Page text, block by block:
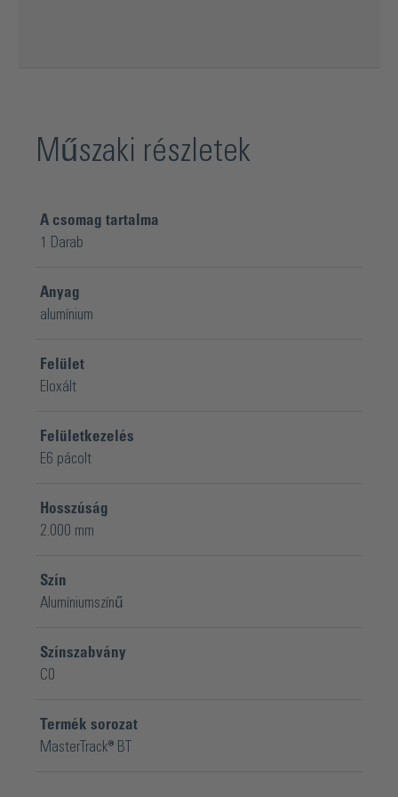
Műszaki részletek
A csomag tartalma
1 Darab
Anyag
alumínium
Felület
Eloxált
Felületkezelés
E6 pácolt
Hosszúság
2.000 mm
Szín
Alumíniumszínű
Színszabvány
C0
Termék sorozat
MasterTrack® BT